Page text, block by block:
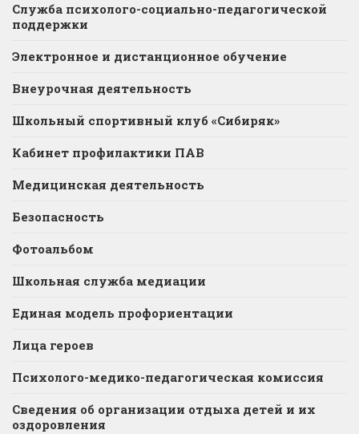
Служба психолого-социально-педагогической
поддержки
Электронное и дистанционное обучение
Внеурочная деятельность
Школьный спортивный клуб «Сибиряк»
Кабинет профилактики ПАВ
Медицинская деятельность
Безопасность
Фотоальбом
Школьная служба медиации
Единая модель профориентации
Лица героев
Психолого-медико-педагогическая комиссия
Сведения об организации отдыха детей и их
оздоровления